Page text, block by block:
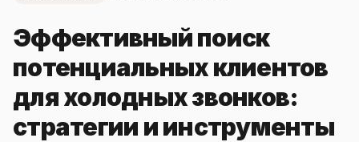
Эффективный поиск
потенциальных клиентов
для холодных звонков:
стратегии и инструменты